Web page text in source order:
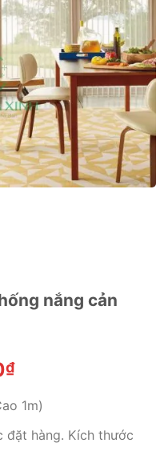
nắng cản
₫Giá
tại
là:
215,000₫.
1m)
hàng. Kích thước